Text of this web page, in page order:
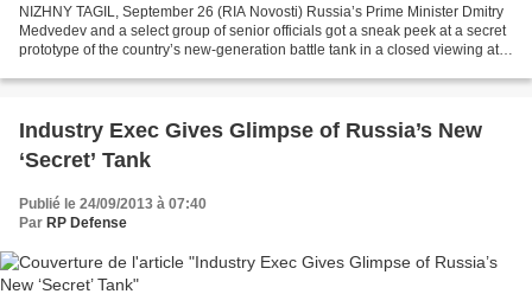
NIZHNY TAGIL, September 26 (RIA Novosti) Russia’s Prime Minister Dmitry
Medvedev and a select group of senior officials got a sneak peek at a secret
prototype of the country’s new-generation battle tank in a closed viewing at
Industry Exec Gives Glimpse of Russia’s New
‘Secret’ Tank
Publié le 24/09/2013 à 07:40
Par RP Defense